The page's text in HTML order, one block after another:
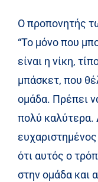
Ο προπονητής
“Το μόνο που
είναι η νίκη,
μπάσκετ, που
ομάδα. Πρέπει
πολύ καλύτερα.
ότι αυτός ο
στην ομάδα και